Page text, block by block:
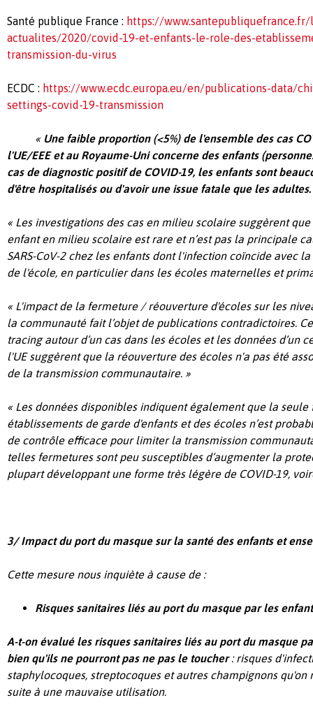
Santé publique France : https://www.santepubliquefrance.fr/
actualites/2020/covid-19-et-enfants-le-role-des-
transmission-du-virus
ECDC : https://www.ecdc.europa.eu/en/publications-data/
settings-covid-19-transmission
« Une faible proportion (<5%) de l'ensemble des cas
l'UE/EEE et au Royaume-Uni concerne des enfants
cas de diagnostic positif de COVID-19, les enfants sont
d'être hospitalisés ou d'avoir une issue fatale que les adultes.
« Les investigations des cas en milieu scolaire suggèrent
enfant en milieu scolaire est rare et n’est pas la principale
SARS-CoV-2 chez les enfants dont l'infection coïncide avec
de l'école, en particulier dans les écoles maternelles et
« L'impact de la fermeture / réouverture d'écoles sur les
la communauté fait l’objet de publications contradictoires.
tracing autour d’un cas dans les écoles et les données d’un
l'UE suggèrent que la réouverture des écoles n'a pas été
de la transmission communautaire. »
« Les données disponibles indiquent également que la seule
établissements de garde d'enfants et des écoles n’est
de contrôle efficace pour limiter la transmission
telles fermetures sont peu susceptibles d’augmenter la
plupart développant une forme très légère de COVID-19,
3/ Impact du port du masque sur la santé des enfants et
Cette mesure nous inquiète à cause de :
Risques sanitaires liés au port du masque par les
A-t-on évalué les risques sanitaires liés au port du masque
bien qu'ils ne pourront pas ne pas le toucher: risques
staphylocoques, streptocoques et autres champignons qu'on
suite à une mauvaise utilisation.